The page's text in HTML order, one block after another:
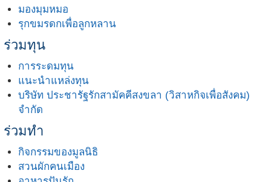
มองมุมหมอ
รุกขมรดกเพื่อลูกหลาน
ร่วมทุน
การระดมทุน
แนะนำแหล่งทุน
บริษัท ประชารัฐรักสามัคคีสงขลา (วิสาหกิจเพื่อสังคม)
จำกัด
ร่วมทำ
กิจกรรมของมูลนิธิ
สวนผักคนเมือง